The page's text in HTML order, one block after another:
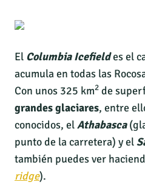
El Columbia Icefieldes el
acumula en todas las
Con unos 325 km2 de
grandes glaciares, entre
conocidos, elAthabasca
punto de la carretera) y el
también puedes ver
ridge).